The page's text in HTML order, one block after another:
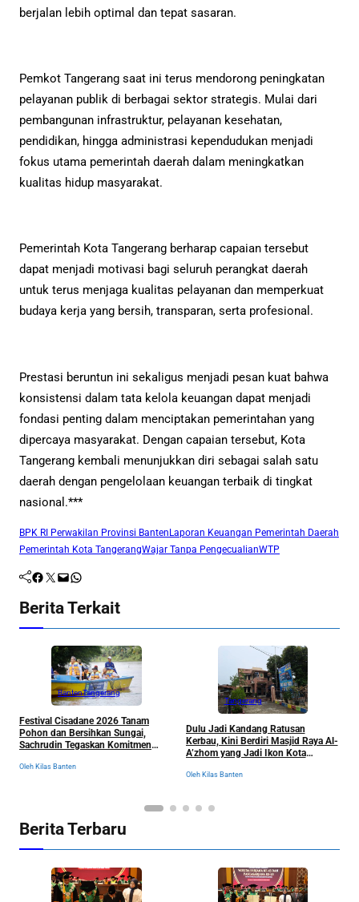
berjalan lebih optimal dan tepat sasaran.
Pemkot Tangerang saat ini terus mendorong peningkatan
pelayanan publik di berbagai sektor strategis. Mulai dari
pembangunan infrastruktur, pelayanan kesehatan,
pendidikan, hingga administrasi kependudukan menjadi
fokus utama pemerintah daerah dalam meningkatkan
kualitas hidup masyarakat.
Pemerintah Kota Tangerang berharap capaian tersebut
dapat menjadi motivasi bagi seluruh perangkat daerah
untuk terus menjaga kualitas pelayanan dan memperkuat
budaya kerja yang bersih, transparan, serta profesional.
Prestasi beruntun ini sekaligus menjadi pesan kuat bahwa
konsistensi dalam tata kelola keuangan dapat menjadi
fondasi penting dalam menciptakan pemerintahan yang
dipercaya masyarakat. Dengan capaian tersebut, Kota
Tangerang kembali menunjukkan diri sebagai salah satu
daerah dengan pengelolaan keuangan terbaik di tingkat
nasional.***
BPK RI Perwakilan Provinsi BantenLaporan Keuangan Pemerintah Daerah
Pemerintah Kota TangerangWajar Tanpa PengecualianWTP
Facebook Twitter Mail WhatsApp
Berita Terkait
BantenTangerang
Festival Cisadane 2026 Tanam
Pohon dan Bersihkan Sungai,
Sachrudin Tegaskan Komitmen
Oleh Kilas Banten
Tangerang
Dulu Jadi Kandang Ratusan
Kerbau, Kini Berdiri Masjid Raya Al-
A’zhom yang Jadi Ikon Kota
Oleh Kilas Banten
Berita Terbaru